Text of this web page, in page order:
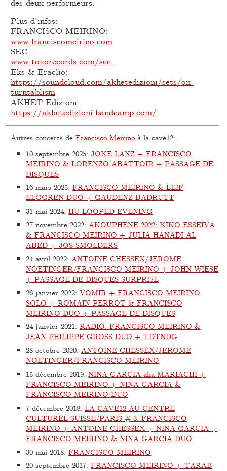
des deux performeurs.
Plus d’infos:
FRANCISCO MEIRINO:
www.franciscomeirino.com
SEC_:
www.toxorecords.com/sec_
Eks & Eraclio:
https://soundcloud.com/akhetedizioni/sets/on-
turntablism
AKHET Edizioni:
https://akhetedizioni.bandcamp.com/
Autres concerts deFrancisco Meirino à la cave12:
10 septembre 2025:JOKE LANZ + FRANCISCO
MEIRINO & LORENZO ABATTOIR + PASSAGE DE
DISQUES
16 mars 2025:FRANCISCO MEIRINO & LEIF
ELGGREN DUO + GAUDENZ BADRUTT
31 mai 2024:HU LOOPED EVENING
27 novembre 2022:AKOUPHENE 2022: KIKO ESSEIVA
& FRANCISCO MEIRINO + JULIA HANADI AL
ABED + JOS SMOLDERS
24 avril 2022: ANTOINE CHESSEX/JEROME
NOETINGER/FRANCISCO MEIRINO + JOHN WIESE
+ PASSAGE DE DISQUES SURPRISE
26 janvier 2022:VOMIR + FRANCISCO MEIRINO
SOLO + ROMAIN PERROT & FRANCISCO
MEIRINO DUO + PASSAGE DE DISQUES
24 janvier 2021:RADIO: FRANCISCO MEIRINO &
JEAN PHILIPPE GROSS DUO + TDTNDG
28 octobre 2020:ANTOINE CHESSEX/JEROME
NOETINGER/FRANCISCO MEIRINO
15 décembre 2019:NINA GARCIA aka MARIACHI +
FRANCISCO MEIRINO + NINA GARCIA &
FRANCISCO MEIRINO DUO
7 décembre 2018:LA CAVE12 AU CENTRE
CULTUREL SUISSE/PARIS # 3: FRANCISCO
MEIRINO + ANTOINE CHESSEX + NINA GARCIA +
FRANCISCO MEIRINO & NINA GARCIA DUO
30 mai 2018:FRANCISCO MEIRINO
20 septembre 2017:FRANCISCO MEIRINO + TARAB